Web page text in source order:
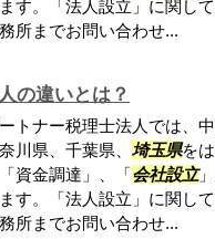
す。「法人設立」に関し
所までお問い合わせ...
の違いとは？
トナー税理士法人では、
川県、千葉県、 埼玉県を
資金調達」、「会社設立
す。「法人設立」に関し
所までお問い合わせ...